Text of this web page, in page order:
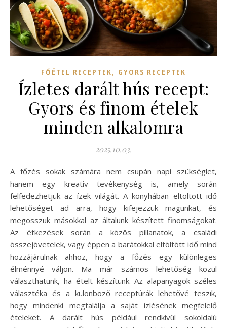
FŐÉTEL RECEPTEK, GYORS RECEPTEK
Ízletes darált hús recept:
Gyors és finom ételek
minden alkalomra
2025.10.03.
A főzés sokak számára nem csupán napi szükséglet,
hanem egy kreatív tevékenység is, amely során
felfedezhetjük az ízek világát. A konyhában eltöltött idő
lehetőséget ad arra, hogy kifejezzük magunkat, és
megosszuk másokkal az általunk készített finomságokat.
Az étkezések során a közös pillanatok, a családi
összejövetelek, vagy éppen a barátokkal eltöltött idő mind
hozzájárulnak ahhoz, hogy a főzés egy különleges
élménnyé váljon. Ma már számos lehetőség közül
választhatunk, ha ételt készítünk. Az alapanyagok széles
választéka és a különböző receptúrák lehetővé teszik,
hogy mindenki megtalálja a saját ízlésének megfelelő
ételeket. A darált hús például rendkívül sokoldalú